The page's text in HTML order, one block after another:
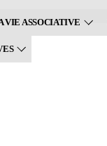
VIE ASSOCIATIVE